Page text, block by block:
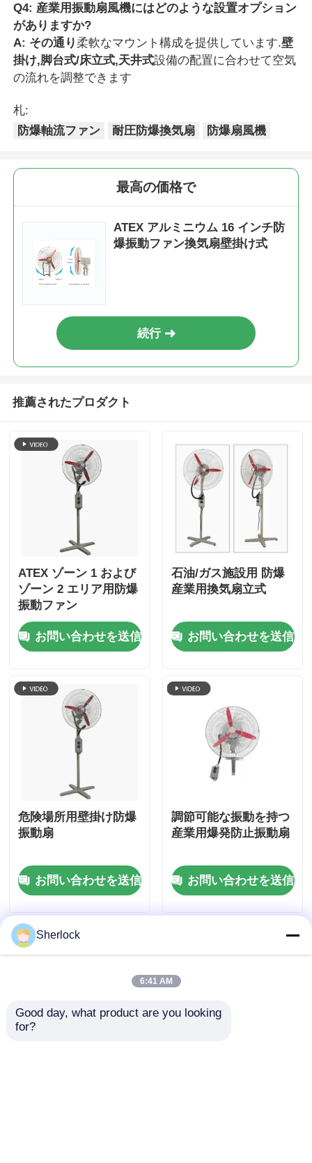
Q4: 産業用振動扇風機にはどのような設置オプション
がありますか?
A: その通り柔軟なマウント構成を提供しています.壁
掛け,脚台式/床立式,天井式設備の配置に合わせて空気
の流れを調整できます
札:
防爆軸流ファン
耐圧防爆換気扇 防爆扇風機
最高の価格で
ATEX アルミニウム 16 インチ防
爆振動ファン換気扇壁掛け式
続行
推薦されたプロダクト
ATEX ゾーン 1 および
ゾーン 2 エリア用防爆
振動ファン
お問い合わせを送信
石油/ガス施設用 防爆
産業用換気扇立式
お問い合わせを送信
危険場所用壁掛け防爆
振動扇
お問い合わせを送信
調節可能な振動を持つ
産業用爆発防止振動扇
お問い合わせを送信
Sherlock
6:41 AM
Good day, what product are you looking
for?